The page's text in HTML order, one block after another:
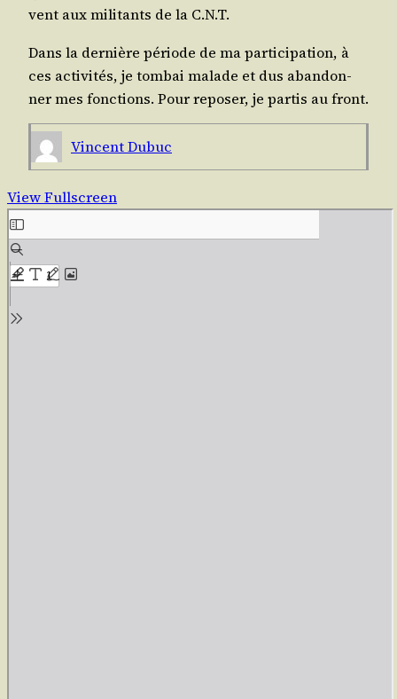
vent aux mili­tants de la C.N.T.
Dans la der­nière période de ma par­ti­ci­pa­tion, à
ces acti­vi­tés, je tom­bai malade et dus aban­don­
ner mes fonc­tions. Pour repo­ser, je par­tis au front.
Vincent Dubuc
View Fullscreen